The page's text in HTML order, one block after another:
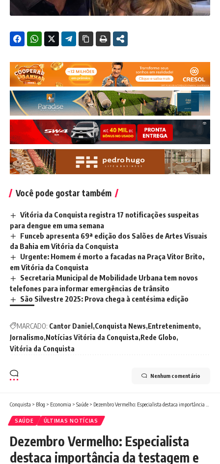
Você pode gostar também
Vitória da Conquista registra 17 notificações suspeitas
para dengue em uma semana
Funceb apresenta 69ª edição dos Salões de Artes Visuais
da Bahia em Vitória da Conquista
Urgente: Homem é morto a facadas na Praça Vitor Brito,
em Vitória da Conquista
Secretaria Municipal de Mobilidade Urbana tem novos
telefones para informar emergências de trânsito
São Silvestre 2025: Prova chega à centésima edição
MARCADO: Cantor Daniel Conquista News Entretenimento
Jornalismo Notícias Vitória da Conquista Rede Globo
Vitória da Conquista
Nenhum comentário
Conquista > Blog > Economia > Saúde > Dezembro Vermelho: Especialista destaca importância da testagem e avanços na prevenção ao HIV
SAÚDE ÚLTIMAS NOTÍCIAS
Dezembro Vermelho: Especialista
destaca importância da testagem e